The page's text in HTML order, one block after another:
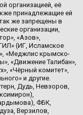
организацией, её
принадлежащие ей
же запрещены в
организации,
«Азов»,
(ИГ, Исламское
«Меджлис крымско-
«Движение Талибан»,
«Чёрный комитет»,
и другие.
Дудь, Невзоров,
ФБК,
Верзилов,